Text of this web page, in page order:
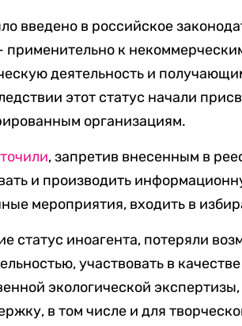
введено в российское
применительно к
деятельность и
этот статус начали
организациям.
, запретив внесенным в
и производить
мероприятия, входить в
статус иноагента, потеряли
участвовать в
экологической экспертизы,
в том числе и для